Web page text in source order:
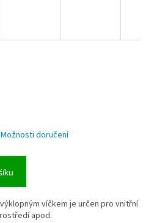
Možnosti doručení
víčkem je určen pro vnitřní
apod.